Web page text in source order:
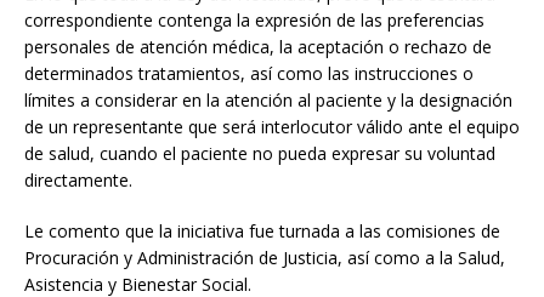
correspondiente contenga la expresión de las preferencias
personales de atención médica, la aceptación o rechazo de
determinados tratamientos, así como las instrucciones o
límites a considerar en la atención al paciente y la designación
de un representante que será interlocutor válido ante el equipo
de salud, cuando el paciente no pueda expresar su voluntad
directamente.
Le comento que la iniciativa fue turnada a las comisiones de
Procuración y Administración de Justicia, así como a la Salud,
Asistencia y Bienestar Social.